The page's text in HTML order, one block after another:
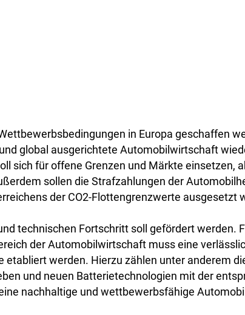
in Europa geschaffen
global ausgerichtete Automobilwirtschaft
sich für offene Grenzen und Märkte einsetzen,
sollen die Strafzahlungen der
der CO2-Flottengrenzwerte ausgesetzt
technischen Fortschritt soll gefördert werden.
der Automobilwirtschaft muss eine
etabliert werden. Hierzu zählen unter anderem
und neuen Batterietechnologien mit der
nachhaltige und wettbewerbsfähige